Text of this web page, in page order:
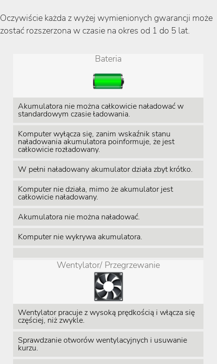
Oczywiście każda z wyżej wymienionych gwarancji może
zostać rozszerzona w czasie na okres od 1 do 5 lat.
Bateria
Akumulatora nie można całkowicie naładować w
standardowym czasie ładowania.
Komputer wyłącza się, zanim wskaźnik stanu
naładowania akumulatora poinformuje, że jest
całkowicie rozładowany.
W pełni naładowany akumulator działa zbyt krótko.
Komputer nie działa, mimo że akumulator jest
całkowicie naładowany.
Akumulatora nie można naładować.
Komputer nie wykrywa akumulatora.
Wentylator/ Przegrzewanie
Wentylator pracuje z wysoką prędkością i włącza się
częściej, niż zwykle.
Sprawdzanie otworów wentylacyjnych i usuwanie
kurzu.